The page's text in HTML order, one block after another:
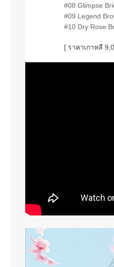
#08 Glimpse
#09 Legend
#10 Dry Rose
[ ราคาเกาหลี